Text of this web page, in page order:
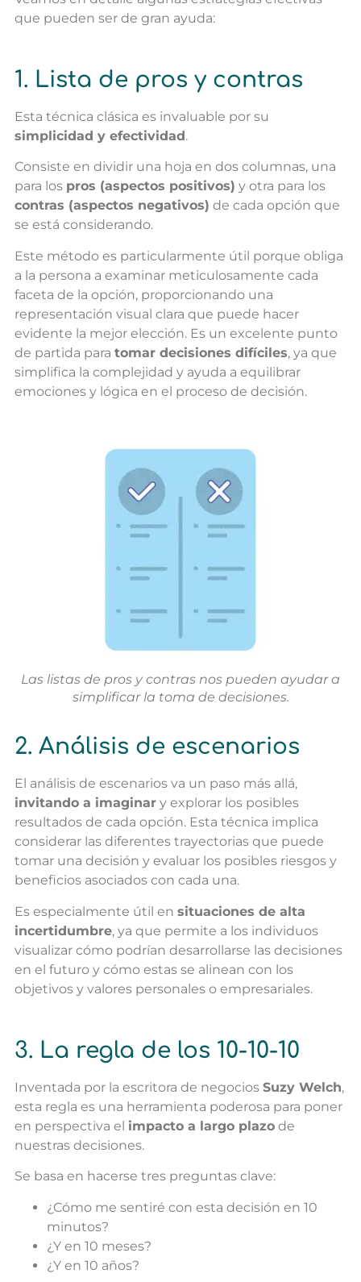
que pueden ser de gran ayuda:
1. Lista de pros y contras
Esta técnica clásica es invaluable por su
simplicidad y efectividad.
Consiste en dividir una hoja en dos columnas, una
para los pros (aspectos positivos) y otra para los
contras (aspectos negativos) de cada opción que
se está considerando.
Este método es particularmente útil porque obliga
a la persona a examinar meticulosamente cada
faceta de la opción, proporcionando una
representación visual clara que puede hacer
evidente la mejor elección. Es un excelente punto
de partida para tomar decisiones difíciles, ya que
simplifica la complejidad y ayuda a equilibrar
emociones y lógica en el proceso de decisión.
Las listas de pros y contras nos pueden ayudar a
simplificar la toma de decisiones.
2. Análisis de escenarios
El análisis de escenarios va un paso más allá,
invitando a imaginar y explorar los posibles
resultados de cada opción. Esta técnica implica
considerar las diferentes trayectorias que puede
tomar una decisión y evaluar los posibles riesgos y
beneficios asociados con cada una.
Es especialmente útil en situaciones de alta
incertidumbre, ya que permite a los individuos
visualizar cómo podrían desarrollarse las decisiones
en el futuro y cómo estas se alinean con los
objetivos y valores personales o empresariales.
3. La regla de los 10-10-10
Inventada por la escritora de negocios Suzy Welch,
esta regla es una herramienta poderosa para poner
en perspectiva el impacto a largo plazo de
nuestras decisiones.
Se basa en hacerse tres preguntas clave:
¿Cómo me sentiré con esta decisión en 10
minutos?
¿Y en 10 meses?
¿Y en 10 años?